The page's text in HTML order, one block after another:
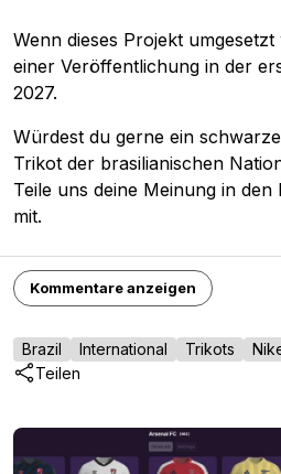
Wenn dieses Projekt
einer Veröffentlichung in der
2027.
Würdest du gerne ein
Trikot der brasilianischen
Teile uns deine Meinung in
mit.
Kommentare anzeigen
Brazil International Trikots
Teilen